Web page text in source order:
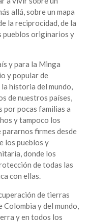
allá, sobre un mapa
la reciprocidad, de la
pueblos originarios y
y para la Minga
y popular de
historia del mundo,
de nuestros países,
por pocas familias a
y tampoco los
pararnos firmes desde
los pueblos y
donde los
de todas las
con ellas.
de tierras
Colombia y del mundo,
y en todos los